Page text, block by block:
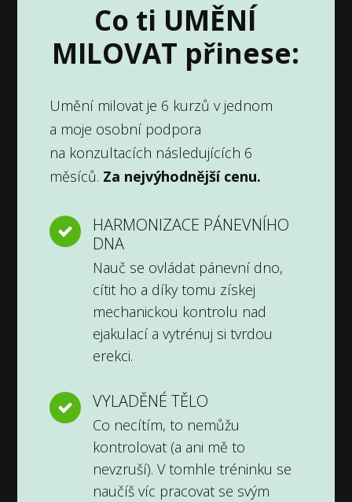
Co ti UMĚNÍ
MILOVAT přinese:
Umění milovat je 6 kurzů v jednom
a moje osobní podpora
na konzultacích následujících 6
měsíců. Za nejvýhodnější cenu.
HARMONIZACE PÁNEVNÍHO
DNA
Nauč se ovládat pánevní dno,
cítit ho a díky tomu získej
mechanickou kontrolu nad
ejakulací a vytrénuj si tvrdou
erekci.
VYLADĚNÉ TĚLO
Co necítím, to nemůžu
kontrolovat (a ani mě to
nevzruší). V tomhle tréninku se
naučíš víc pracovat se svým